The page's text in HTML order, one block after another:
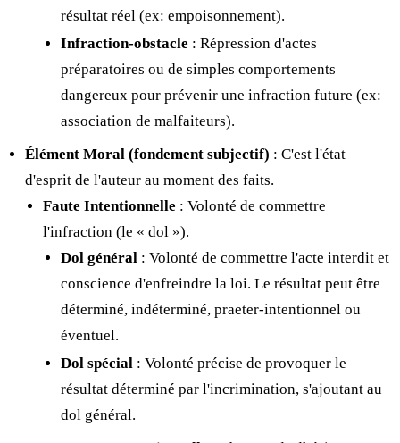
résultat réel (ex: empoisonnement).
Infraction-obstacle : Répression d'actes
préparatoires ou de simples comportements
dangereux pour prévenir une infraction future (ex:
association de malfaiteurs).
Élément Moral (fondement subjectif) : C'est l'état
d'esprit de l'auteur au moment des faits.
Faute Intentionnelle : Volonté de commettre
l'infraction (le « dol »).
Dol général : Volonté de commettre l'acte interdit et
conscience d'enfreindre la loi. Le résultat peut être
déterminé, indéterminé, praeter-intentionnel ou
éventuel.
Dol spécial : Volonté précise de provoquer le
résultat déterminé par l'incrimination, s'ajoutant au
dol général.